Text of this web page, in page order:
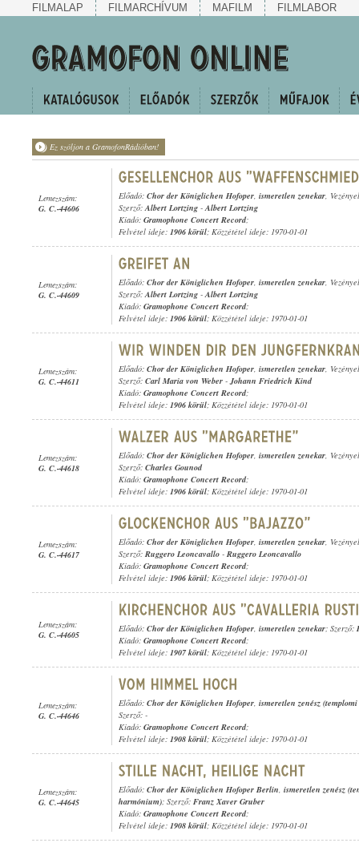
FILMALAP FILMARCHÍVUM MAFILM FILMLABOR
Ez szóljon a GramofonRádióban!
Lemezszám:
G. C.-44606
Előadó: Chor der Königlichen Hofoper, ismeretlen zenekar,
Szerző:Albert Lortzing -Albert Lortzing
Kiadó: Gramophone Concert Record;
Felvétel ideje: 1906 körül; Közzététel ideje: 1970-01-01
Lemezszám:
G. C.-44609
Előadó: Chor der Königlichen Hofoper, ismeretlen zenekar,
Szerző:Albert Lortzing -Albert Lortzing
Kiadó: Gramophone Concert Record;
Felvétel ideje: 1906 körül; Közzététel ideje: 1970-01-01
Lemezszám:
G. C.-44611
Előadó: Chor der Königlichen Hofoper, ismeretlen zenekar,
Szerző: Carl Maria von Weber -Johann Friedrich Kind
Kiadó: Gramophone Concert Record;
Felvétel ideje: 1906 körül; Közzététel ideje: 1970-01-01
Lemezszám:
G. C.-44618
Előadó: Chor der Königlichen Hofoper, ismeretlen zenekar,
Szerző: Charles Gounod
Kiadó: Gramophone Concert Record;
Felvétel ideje: 1906 körül; Közzététel ideje: 1970-01-01
Lemezszám:
G. C.-44617
Előadó: Chor der Königlichen Hofoper, ismeretlen zenekar,
Szerző: Ruggero Leoncavallo - Ruggero Leoncavallo
Kiadó: Gramophone Concert Record;
Felvétel ideje: 1906 körül; Közzététel ideje: 1970-01-01
Lemezszám:
G. C.-44605
Előadó: Chor der Königlichen Hofoper, ismeretlen zenekar; Szerző:
Kiadó: Gramophone Concert Record;
Felvétel ideje: 1907 körül; Közzététel ideje: 1970-01-01
Lemezszám:
G. C.-44646
Előadó: Chor der Königlichen Hofoper, ismeretlen zenész
Szerző: -
Kiadó: Gramophone Concert Record;
Felvétel ideje: 1908 körül; Közzététel ideje: 1970-01-01
Lemezszám:
G. C.-44645
Előadó: Chor der Königlichen Hofoper Berlin, ismeretlen zenész
harmónium); Szerző: Franz Xaver Gruber
Kiadó: Gramophone Concert Record;
Felvétel ideje: 1908 körül; Közzététel ideje: 1970-01-01